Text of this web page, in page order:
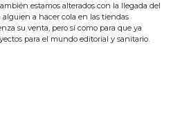
estamos alterados con la llegada del
a hacer cola en las tiendas
su venta, pero sí como para que ya
para el mundo editorial y sanitario.